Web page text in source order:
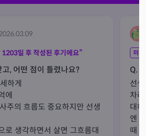
1203일 후 작성된 후기에요”
, 어떤 점이 틀렸나요?
하게
에
주의 흐름도 중요하지만 선생
로 생각하면서 살면 그흐름대
미래
Q.
선
차
대
엔
때